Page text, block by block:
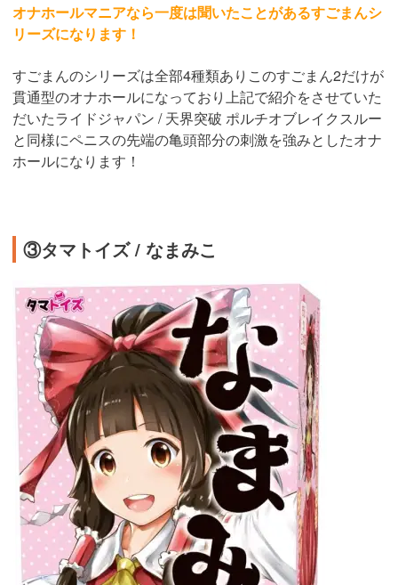
オナホールマニアなら一度は聞いたことがあるすごまんシ
リーズになります！
すごまんのシリーズは全部4種類ありこのすごまん2だけが
貫通型のオナホールになっており上記で紹介をさせていた
だいたライドジャパン / 天界突破 ポルチオブレイクスルー
と同様にペニスの先端の亀頭部分の刺激を強みとしたオナ
ホールになります！
③タマトイズ / なまみこ